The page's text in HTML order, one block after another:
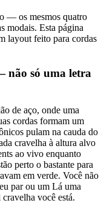
— os mesmos quatro
modais. Esta página
layout feito para cordas
não só uma letra
de aço, onde uma
cordas formam um
pulam na cauda do
cravelha à altura alvo
ao vivo enquanto
perto o bastante para
em verde. Você não
par ou um Lá uma
você está.